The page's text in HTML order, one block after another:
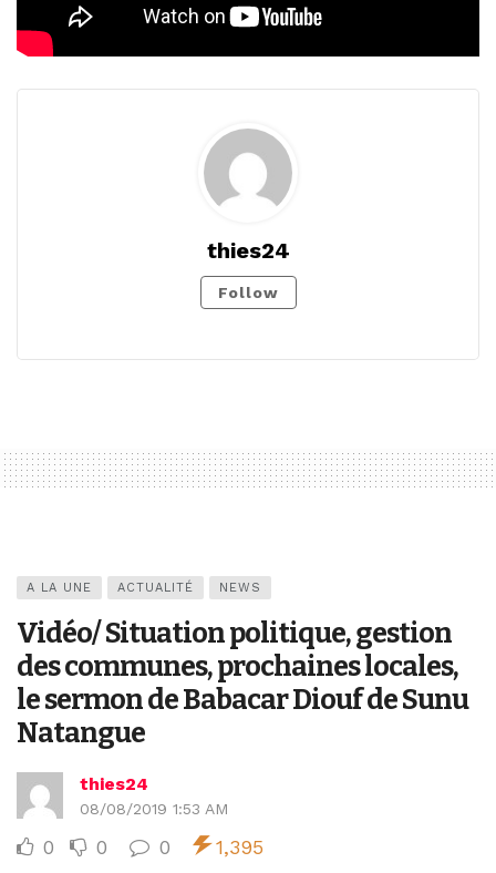
thies24
Follow
A LA UNE ACTUALITÉ NEWS
Vidéo/ Situation politique, gestion
des communes, prochaines locales,
le sermon de Babacar Diouf de Sunu
Natangue
thies24
08/08/2019 1:53 AM
0 0 0 1,395